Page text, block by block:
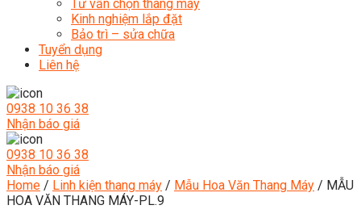
Tư vấn chọn thang máy
Kinh nghiệm lắp đặt
Bảo trì – sửa chữa
Tuyển dụng
Liên hệ
0938 10 36 38
Nhận báo giá
0938 10 36 38
Nhận báo giá
Home / Linh kiện thang máy / Mẫu Hoa Văn Thang Máy / MẪU
HOA VĂN THANG MÁY-PL.9